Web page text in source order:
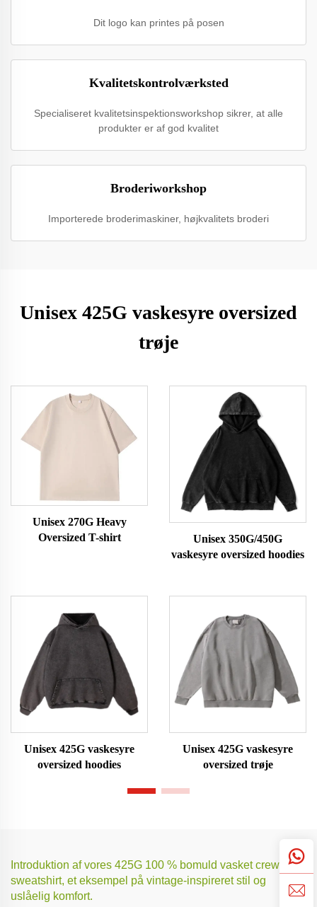
Dit logo kan printes på posen
Kvalitetskontrolværksted
Specialiseret kvalitetsinspektionsworkshop sikrer, at alle
produkter er af god kvalitet
Broderiworkshop
Importerede broderimaskiner, højkvalitets broderi
Unisex 425G vaskesyre oversized
trøje
Unisex 270G Heavy
Oversized T-shirt
Unisex 350G/450G
vaskesyre oversized hoodies
Unisex 425G vaskesyre
oversized hoodies
Unisex 425G vaskesyre
oversized trøje
Introduktion af vores 425G 100 % bomuld vasket crew neck
sweatshirt, et eksempel på vintage-inspireret stil og
uslåelig komfort.